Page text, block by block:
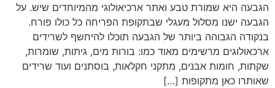
הגבעה היא שמורת טבע ואתר ארכיאולוגי מהמיוחדים שיש. על
הגבעה ישנו מסלול מעגלי שבתקופת הפריחה כל כולו פורח.
בנקודה הגבוהה ביותר של הגבעה תוכלו להיחשף לשרידים
ארכאולוגים מרשימים מאוד כמו: בורות מים, גיתות, שומרות,
שקתות, חומות אבנים, מתקני חקלאות, בוסתנים ועוד שרידים
שאותרו כאן מתקופות […]